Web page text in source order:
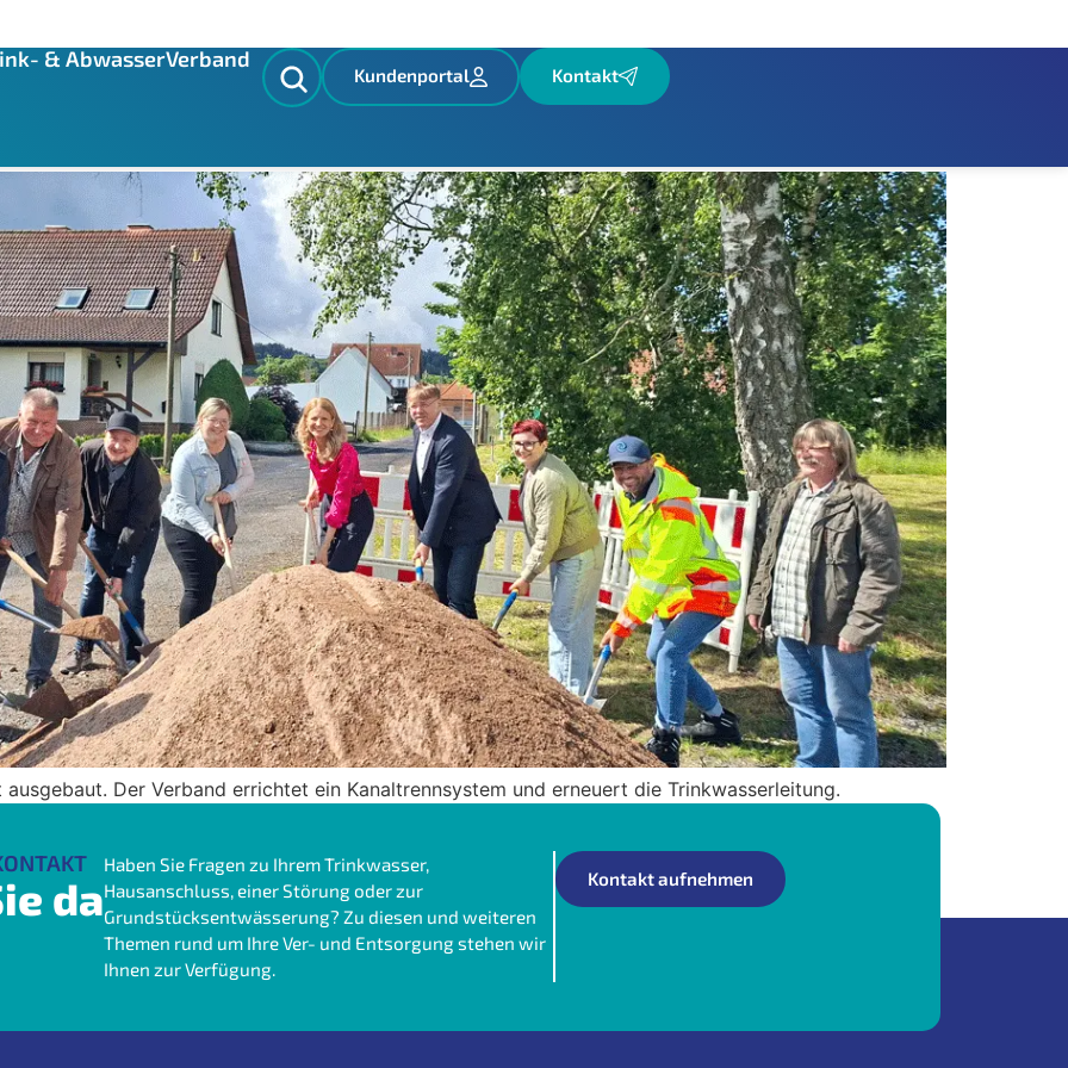
& AbwasserVerband
Kundenportal Kontakt
Sohl“: Verband erneuert Kanäle und
Der Verband errichtet ein Kanaltrennsystem und erneuert die Trinkwasserleitung.
da
Haben Sie Fragen zu Ihrem Trinkwasser,
Hausanschluss, einer Störung oder zur
Grundstücksentwässerung? Zu diesen und weiteren
Themen rund um Ihre Ver- und Entsorgung stehen wir
Ihnen zur Verfügung.
Kontakt aufnehmen